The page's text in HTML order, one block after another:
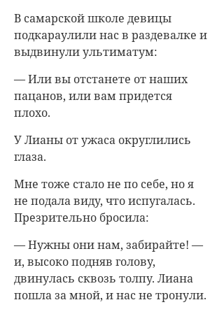
В самарской школе девицы
подкараулили нас в раздевалке и
выдвинули ультиматум:
— Или вы отстанете от наших
пацанов, или вам придется
плохо.
У Лианы от ужаса округлились
глаза.
Мне тоже стало не по себе, но я
не подала виду, что испугалась.
Презрительно бросила:
— Нужны они нам, забирайте! —
и, высоко подняв голову,
двинулась сквозь толпу. Лиана
пошла за мной, и нас не тронули.